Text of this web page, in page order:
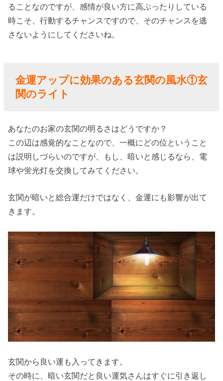
ることなのですが、感情が良い方に高ぶったりしている
時こそ、行動するチャンスですので、そのチャンスを逃
さないようにしてくださいね。
金運アップに効果のある玄関の風水①玄
関のライト
あなたのお家の玄関の明るさはどうですか？
この辺は感覚的なことなので、一概にどの位ということ
は説明しづらいのですが、もし、暗いと感じるなら、電
球や蛍光灯を交換してみてください。
玄関が暗いと総合運だけではなく、金運にも影響が出て
きます。
玄関から良い運も入ってきます。
その時に、暗い玄関だと良い運気さんはすぐに引き返し